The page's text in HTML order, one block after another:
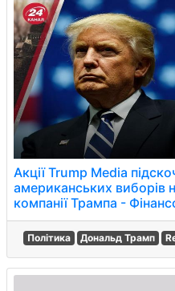
Акції Trump Media
американських виборів
компанії Трампа -
Політика Дональд Трамп